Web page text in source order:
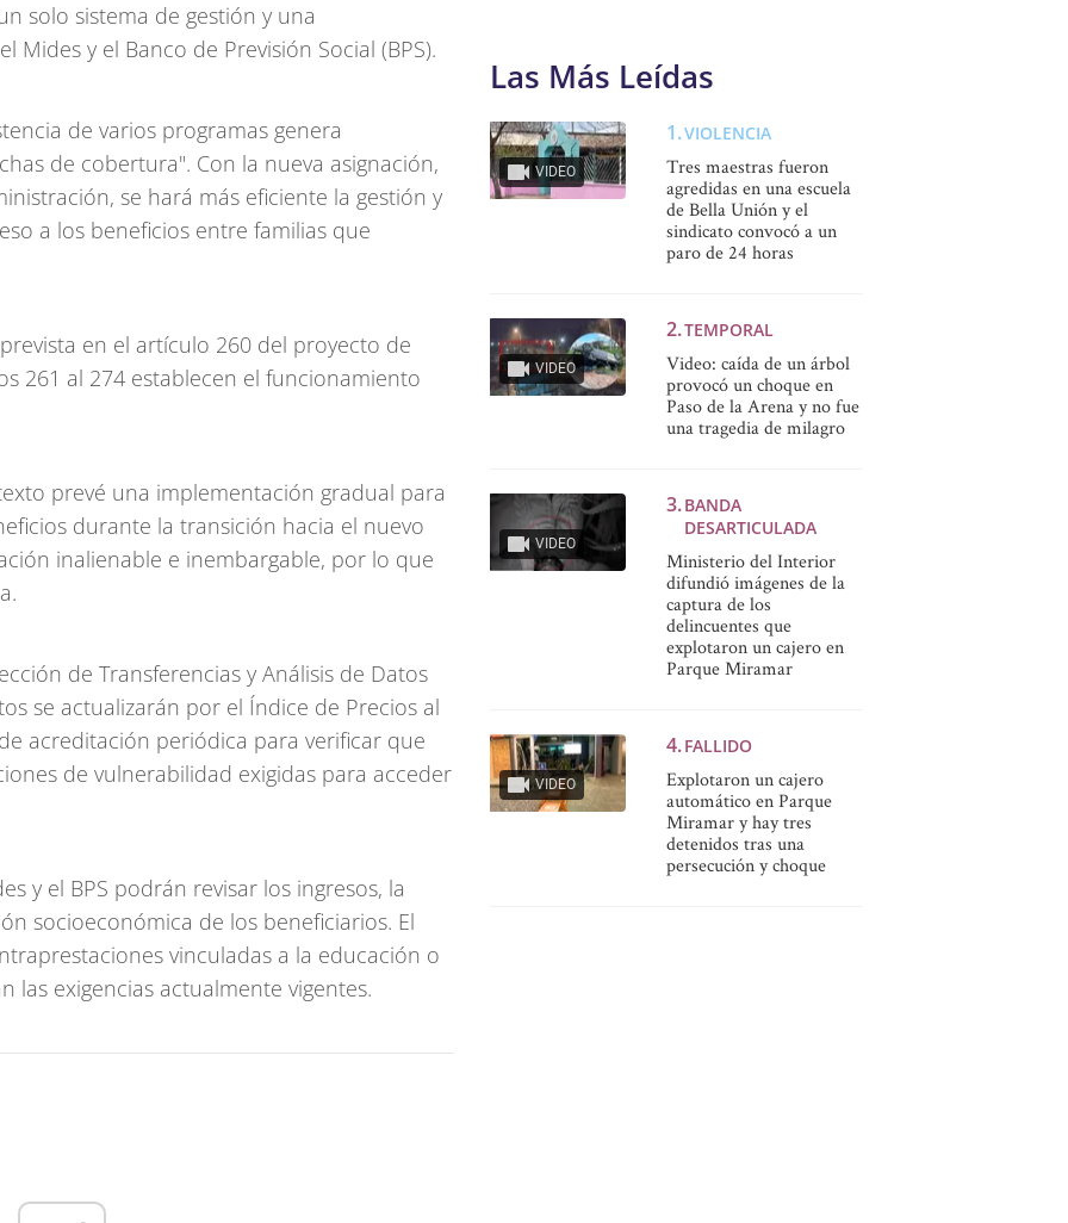
solo sistema de gestión y una
y el Banco de Previsión Social (BPS).
de varios programas genera
de cobertura". Con la nueva asignación,
se hará más eficiente la gestión y
a los beneficios entre familias que
en el artículo 260 del proyecto de
261 al 274 establecen el funcionamiento
prevé una implementación gradual para
durante la transición hacia el nuevo
inalienable e inembargable, por lo que
de Transferencias y Análisis de Datos
se actualizarán por el Índice de Precios al
acreditación periódica para verificar que
de vulnerabilidad exigidas para acceder
y el BPS podrán revisar los ingresos, la
socioeconómica de los beneficiarios. El
vinculadas a la educación o
las exigencias actualmente vigentes.
Las Más Leídas
VIDEO
VIOLENCIA
Tres maestras fueron
agredidas en una escuela
de Bella Unión y el
sindicato convocó a un
paro de 24 horas
VIDEO
TEMPORAL
Video: caída de un árbol
provocó un choque en
Paso de la Arena y no fue
una tragedia de milagro
VIDEO
BANDA
DESARTICULADA
Ministerio del Interior
difundió imágenes de la
captura de los
delincuentes que
explotaron un cajero en
Parque Miramar
VIDEO
FALLIDO
Explotaron un cajero
automático en Parque
Miramar y hay tres
detenidos tras una
persecución y choque